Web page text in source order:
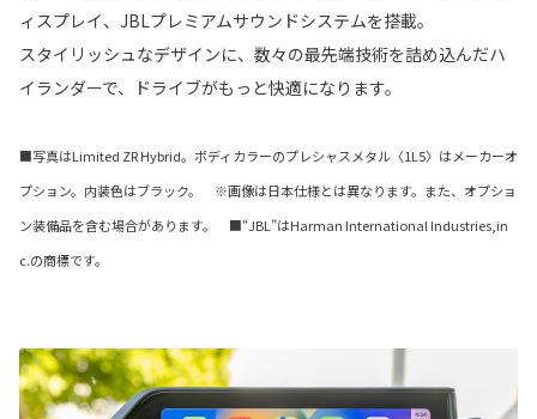
ィスプレイ、JBLプレミアムサウンドシステムを搭載。
スタイリッシュなデザインに、数々の最先端技術を詰め込んだハ
イランダーで、ドライブがもっと快適になります。
■写真はLimited ZR Hybrid。ボディカラーのプレシャスメタル〈1L5〉はメーカーオ
プション。内装色はブラック。 ※画像は日本仕様とは異なります。また、オプショ
ン装備品を含む場合があります。 ■“JBL”はHarman International Industries,in
c.の商標です。